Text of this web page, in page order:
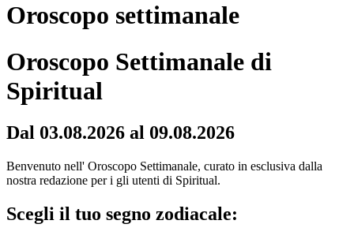
Oroscopo settimanale
Oroscopo Settimanale di
Spiritual
Dal 03.08.2026 al 09.08.2026
Benvenuto nell' Oroscopo Settimanale, curato in esclusiva dalla
nostra redazione per i gli utenti di Spiritual.
Scegli il tuo segno zodiacale: